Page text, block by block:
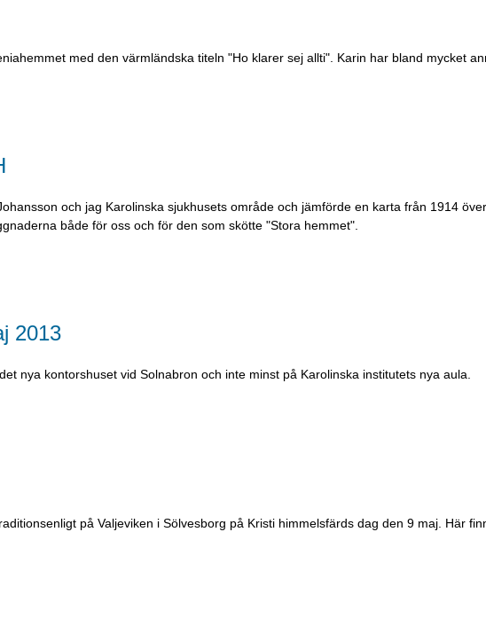
med den värmländska titeln "Ho klarer sej allti". Karin har bland mycket
och jag Karolinska sjukhusets område och jämförde en karta från 1914
både för oss och för den som skötte "Stora hemmet".
2013
nya kontorshuset vid Solnabron och inte minst på Karolinska institutets nya aula.
på Valjeviken i Sölvesborg på Kristi himmelsfärds dag den 9 maj. Här